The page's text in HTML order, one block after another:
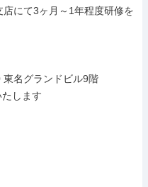
にて3ヶ月～1年程度研修を
名グランドビル9階
します